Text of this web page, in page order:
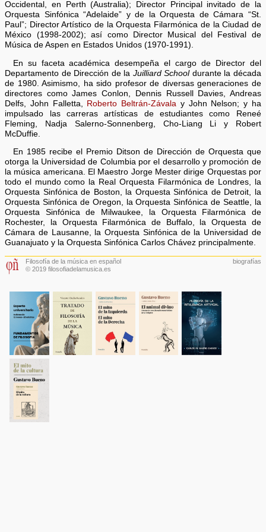
Occidental, en Perth (Australia); Director Principal invitado de la
Orquesta Sinfónica “Adelaide” y de la Orquesta de Cámara “St.
Paul”; Director Artístico de la Orquesta Filarmónica de la Ciudad de
México (1998-2002); así como Director Musical del Festival de
Música de Aspen en Estados Unidos (1970-1991).
En su faceta académica desempeña el cargo de Director del
Departamento de Dirección de la Juilliard Schooldurante la década
de 1980. Asimismo, ha sido profesor de diversas generaciones de
directores como James Conlon, Dennis Russell Davies, Andreas
Delfs, John Falletta, Roberto Beltrán-Závala y John Nelson; y ha
impulsado las carreras artísticas de estudiantes como Reneé
Fleming, Nadja Salerno-Sonnenberg, Cho-Liang Li y Robert
McDuffie.
En 1985 recibe el Premio Ditson de Dirección de Orquesta que
otorga la Universidad de Columbia por el desarrollo y promoción de
la música americana. El Maestro Jorge Mester dirige Orquestas por
todo el mundo como la Real Orquesta Filarmónica de Londres, la
Orquesta Sinfónica de Boston, la Orquesta Sinfónica de Detroit, la
Orquesta Sinfónica de Oregon, la Orquesta Sinfónica de Seattle, la
Orquesta Sinfónica de Milwaukee, la Orquesta Filarmónica de
Rochester, la Orquesta Filarmónica de Buffalo, la Orquesta de
Cámara de Lausanne, la Orquesta Sinfónica de la Universidad de
Guanajuato y la Orquesta Sinfónica Carlos Chávez principalmente.
Filosofía de la música en español
© 2019 filosofiadelamusica.es
biografías